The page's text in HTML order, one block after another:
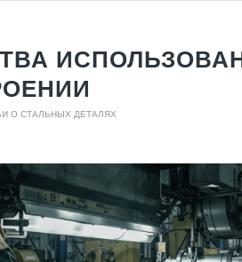
О СТАЛЬНЫХ ДЕТАЛЯХ